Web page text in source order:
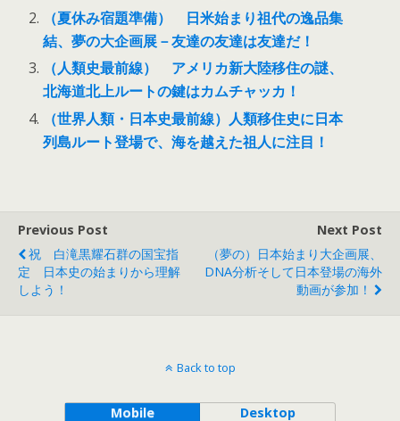
（夏休み宿題準備） 日米始まり祖代の逸品集
結、夢の大企画展－友達の友達は友達だ！
（人類史最前線） アメリカ新大陸移住の謎、
北海道北上ルートの鍵はカムチャッカ！
（世界人類・日本史最前線）人類移住史に日本
列島ルート登場で、海を越えた祖人に注目！
Previous Post
祝 白滝黒耀石群の国宝指
定 日本史の始まりから理解
しよう！
Next Post
（夢の）日本始まり大企画展、
DNA分析そして日本登場の海外
動画が参加！
Back to top
Mobile Desktop